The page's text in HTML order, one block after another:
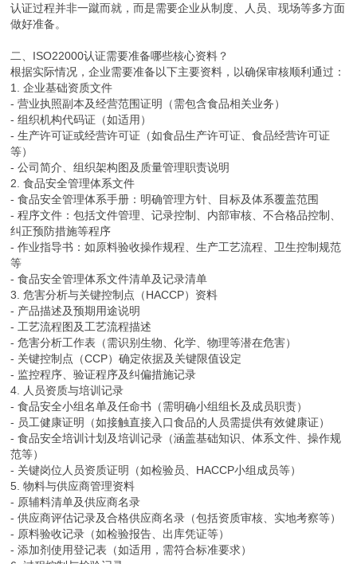
认证过程并非一蹴而就，而是需要企业从制度、人员、现场等多方面
做好准备。
二、ISO22000认证需要准备哪些核心资料？
根据实际情况，企业需要准备以下主要资料，以确保审核顺利通过：
1. 企业基础资质文件
- 营业执照副本及经营范围证明（需包含食品相关业务）
- 组织机构代码证（如适用）
- 生产许可证或经营许可证（如食品生产许可证、食品经营许可证
等）
- 公司简介、组织架构图及质量管理职责说明
2. 食品安全管理体系文件
- 食品安全管理体系手册：明确管理方针、目标及体系覆盖范围
- 程序文件：包括文件管理、记录控制、内部审核、不合格品控制、
纠正预防措施等程序
- 作业指导书：如原料验收操作规程、生产工艺流程、卫生控制规范
等
- 食品安全管理体系文件清单及记录清单
3. 危害分析与关键控制点（HACCP）资料
- 产品描述及预期用途说明
- 工艺流程图及工艺流程描述
- 危害分析工作表（需识别生物、化学、物理等潜在危害）
- 关键控制点（CCP）确定依据及关键限值设定
- 监控程序、验证程序及纠偏措施记录
4. 人员资质与培训记录
- 食品安全小组名单及任命书（需明确小组组长及成员职责）
- 员工健康证明（如接触直接入口食品的人员需提供有效健康证）
- 食品安全培训计划及培训记录（涵盖基础知识、体系文件、操作规
范等）
- 关键岗位人员资质证明（如检验员、HACCP小组成员等）
5. 物料与供应商管理资料
- 原辅料清单及供应商名录
- 供应商评估记录及合格供应商名录（包括资质审核、实地考察等）
- 原料验收记录（如检验报告、出库凭证等）
- 添加剂使用登记表（如适用，需符合标准要求）